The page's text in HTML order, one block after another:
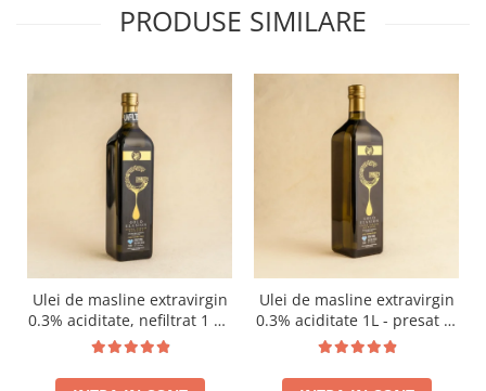
PRODUSE SIMILARE
Ulei de masline extravirgin
0.3% aciditate, nefiltrat 1 L -
presat la rece RECOLTA
Ulei de masline extravirgin
0.3% aciditate 1L - presat la
rece RECOLTA NOUA